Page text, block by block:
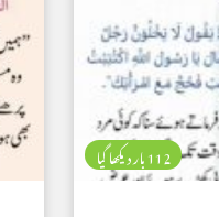
112 بار دیکھا گیا